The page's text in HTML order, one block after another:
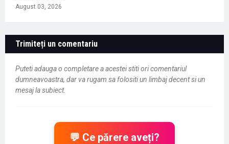
August 03, 2026
Trimiteți un comentariu
Puteti adauga o completare a acestei stiti ori comentariul
dumneavoastra, dar va rugam sa folositi un limbaj decent si un
mesaj la subiect.
💬 Ce părere aveți?